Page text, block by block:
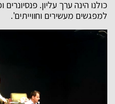
כולנו הינה ערך עליון.
למפגשים מעשירים וחווייתים'.